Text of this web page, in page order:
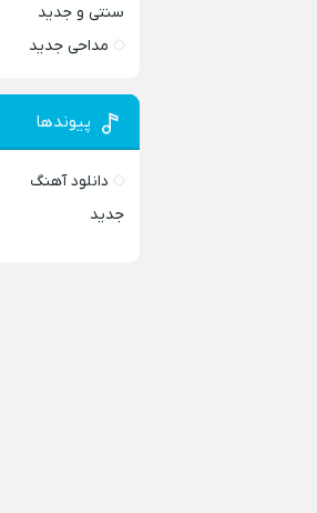
سنتی و جدید
مداحی جدید
پیوندها
دانلود آهنگ
جدید